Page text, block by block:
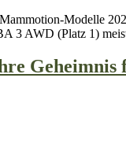
Modelle
3 AWD (Platz 1)